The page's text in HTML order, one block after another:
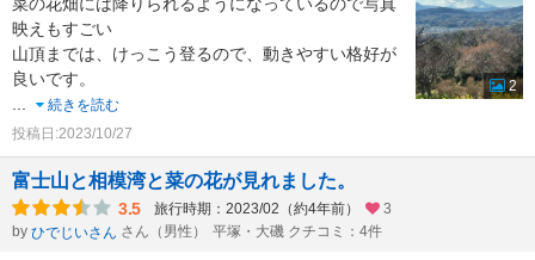
映えもすごい
山頂までは、けっこう登るので、動きやすい格好が
良いです。
続きを読む
投稿日:2023/10/27
2
富士山と相模湾と菜の花が見れました。
3.5 旅行時期：2023/02（約4年前）
3
by ひでじいさん さん（男性） 平塚・大磯 クチコミ：4件